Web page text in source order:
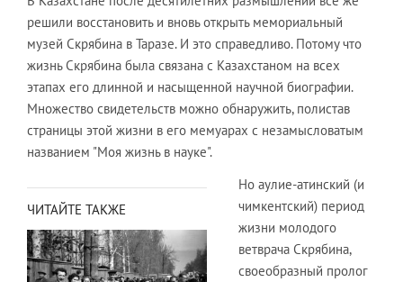
решили восстановить и вновь открыть мемориальный
музей Скрябина в Таразе. И это справедливо. Потому что
жизнь Скрябина была связана с Казахстаном на всех
этапах его длинной и насыщенной научной биографии.
Множество свидетельств можно обнаружить, полистав
страницы этой жизни в его мемуарах с незамысловатым
названием "Моя жизнь в науке".
ЧИТАЙТЕ ТАКЖЕ
Но аулие-атинский (и
чимкентский) период
жизни молодого
ветврача Скрябина,
своеобразный пролог